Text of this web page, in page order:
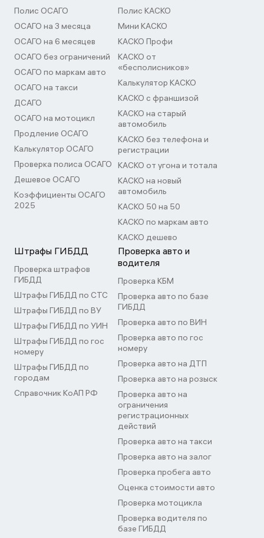
Полис ОСАГО
ОСАГО на 3 месяца
ОСАГО на 6 месяцев
ОСАГО без ограничений
ОСАГО по маркам авто
ОСАГО на такси
ДСАГО
ОСАГО на мотоцикл
Продление ОСАГО
Калькулятор ОСАГО
Проверка полиса ОСАГО
Дешевое ОСАГО
Коэффициенты ОСАГО
2025
Полис КАСКО
Мини КАСКО
КАСКО Профи
КАСКО от
«бесполисников»
Калькулятор КАСКО
КАСКО с франшизой
КАСКО на старый
автомобиль
КАСКО без телефона и
регистрации
КАСКО от угона и тотала
КАСКО на новый
автомобиль
КАСКО 50 на 50
КАСКО по маркам авто
КАСКО дешево
Штрафы ГИБДД
Проверка штрафов
ГИБДД
Штрафы ГИБДД по СТС
Штрафы ГИБДД по ВУ
Штрафы ГИБДД по УИН
Штрафы ГИБДД по гос
номеру
Штрафы ГИБДД по
городам
Справочник КоАП РФ
Проверка авто и
водителя
Проверка КБМ
Проверка авто по базе
ГИБДД
Проверка авто по ВИН
Проверка авто по гос
номеру
Проверка авто на ДТП
Проверка авто на розыск
Проверка авто на
ограничения
регистрационных
действий
Проверка авто на такси
Проверка авто на залог
Проверка пробега авто
Оценка стоимости авто
Проверка мотоцикла
Проверка водителя по
базе ГИБДД